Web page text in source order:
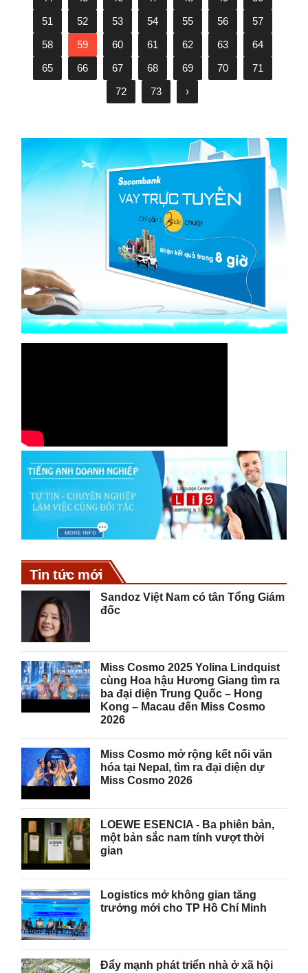
51
52 53 54 55 56
57
58
59 60 61 62 63
64
65
66 67 68 69 70
71
72
73 ›
Tin tức mới
Sandoz Việt Nam có tân Tổng Giám
đốc
Miss Cosmo 2025 Yolina Lindquist
cùng Hoa hậu Hương Giang tìm ra
ba đại diện Trung Quốc – Hong
Kong – Macau đến Miss Cosmo
2026
Miss Cosmo mở rộng kết nối văn
hóa tại Nepal, tìm ra đại diện dự
Miss Cosmo 2026
LOEWE ESENCIA - Ba phiên bản,
một bản sắc nam tính vượt thời
gian
Logistics mở không gian tăng
trưởng mới cho TP Hồ Chí Minh
Đẩy mạnh phát triển nhà ở xã hội